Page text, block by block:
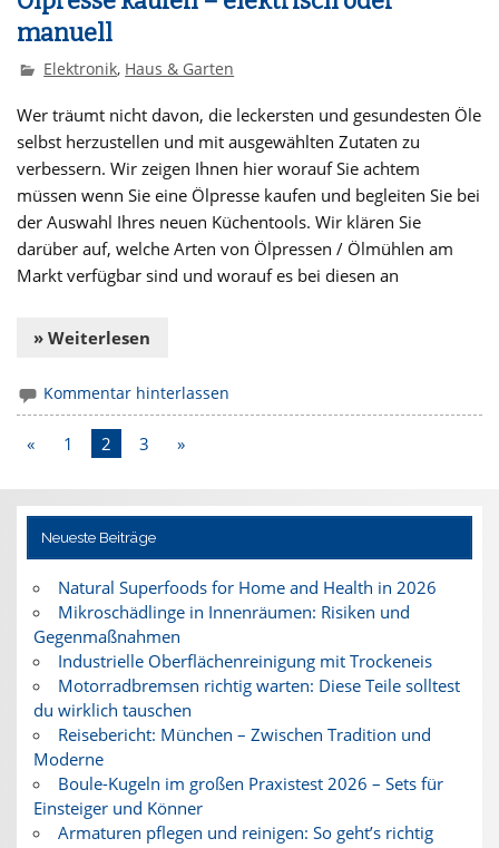
manuell
Elektronik, Haus & Garten
Wer träumt nicht davon, die leckersten und gesundesten Öle
selbst herzustellen und mit ausgewählten Zutaten zu
verbessern. Wir zeigen Ihnen hier worauf Sie achtem
müssen wenn Sie eine Ölpresse kaufen und begleiten Sie bei
der Auswahl Ihres neuen Küchentools. Wir klären Sie
darüber auf, welche Arten von Ölpressen / Ölmühlen am
Markt verfügbar sind und worauf es bei diesen an
» Weiterlesen
Kommentar hinterlassen
« 1 2 3 »
Neueste Beiträge
Natural Superfoods for Home and Health in 2026
Mikroschädlinge in Innenräumen: Risiken und
Gegenmaßnahmen
Industrielle Oberflächenreinigung mit Trockeneis
Motorradbremsen richtig warten: Diese Teile solltest
du wirklich tauschen
Reisebericht: München – Zwischen Tradition und
Moderne
Boule-Kugeln im großen Praxistest 2026 – Sets für
Einsteiger und Könner
Armaturen pflegen und reinigen: So geht’s richtig